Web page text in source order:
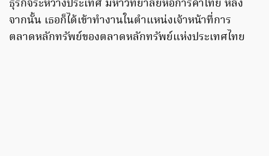
ธุรกิจระหว่างประเทศ มหาวิทยาลัยหอการค้าไทย หลัง
จากนั้น เธอก็ได้เข้าทำงานในตำแหน่งเจ้าหน้าที่การ
ตลาดหลักทรัพย์ของตลาดหลักทรัพย์แห่งประเทศไทย